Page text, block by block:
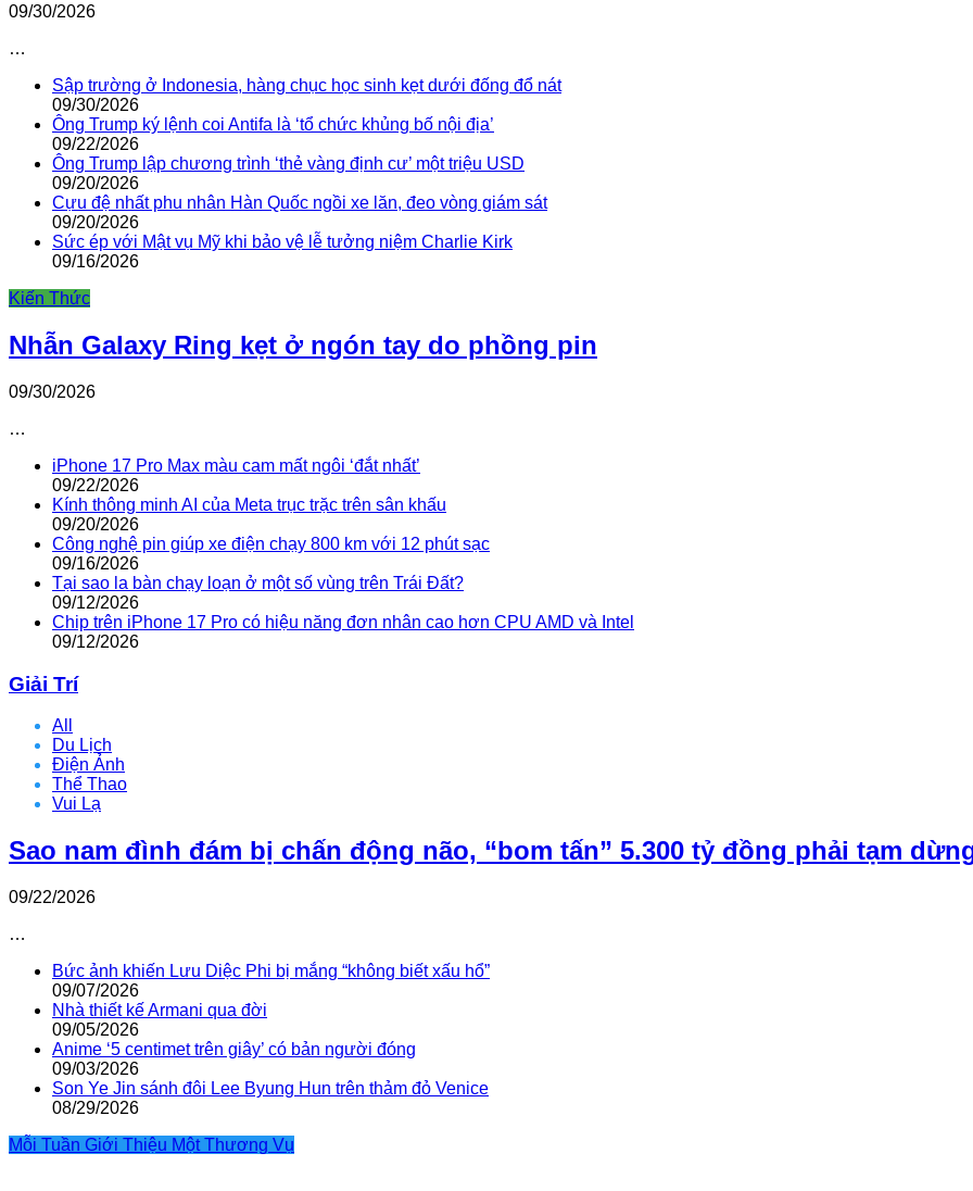
09/30/2026
…
Sập trường ở Indonesia, hàng chục học sinh kẹt dưới đống đổ nát
09/30/2026
Ông Trump ký lệnh coi Antifa là ‘tổ chức khủng bố nội địa’
09/22/2026
Ông Trump lập chương trình ‘thẻ vàng định cư’ một triệu USD
09/20/2026
Cựu đệ nhất phu nhân Hàn Quốc ngồi xe lăn, đeo vòng giám sát
09/20/2026
Sức ép với Mật vụ Mỹ khi bảo vệ lễ tưởng niệm Charlie Kirk
09/16/2026
Kiến Thức
Nhẫn Galaxy Ring kẹt ở ngón tay do phồng pin
09/30/2026
…
iPhone 17 Pro Max màu cam mất ngôi ‘đắt nhất’
09/22/2026
Kính thông minh AI của Meta trục trặc trên sân khấu
09/20/2026
Công nghệ pin giúp xe điện chạy 800 km với 12 phút sạc
09/16/2026
Tại sao la bàn chạy loạn ở một số vùng trên Trái Đất?
09/12/2026
Chip trên iPhone 17 Pro có hiệu năng đơn nhân cao hơn CPU AMD và Intel
09/12/2026
Giải Trí
All
Du Lịch
Điện Ảnh
Thể Thao
Vui Lạ
Sao nam đình đám bị chấn động não, “bom tấn” 5.300 tỷ đồng phải tạm
09/22/2026
…
Bức ảnh khiến Lưu Diệc Phi bị mắng “không biết xấu hổ”
09/07/2026
Nhà thiết kế Armani qua đời
09/05/2026
Anime ‘5 centimet trên giây’ có bản người đóng
09/03/2026
Son Ye Jin sánh đôi Lee Byung Hun trên thảm đỏ Venice
08/29/2026
Mỗi Tuần Giới Thiệu Một Thương Vụ